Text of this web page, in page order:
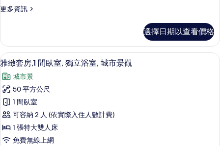
的
相
片
景
詳
情
間
室,
獨
立
浴
室,
城
市
景
觀
更多資訊
更
雙
人
房,
間
臥
室,
獨
立
浴
室,
城
選擇日期以查看價格
顯
示
雅
緻
套
房,1
間
雅緻套房,1 間臥室, 獨立浴室, 城市景
6
雅緻套房,1 間臥室, 獨立浴室, 城市景觀
城市景
50 平方公尺
1 間臥室
可容納 2 人 (依實際入住人數計費)
1 張特大雙人床
免費無線上網